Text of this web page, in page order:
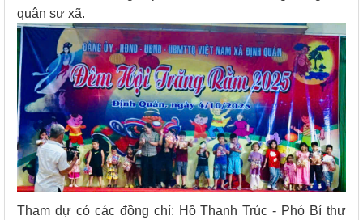
quân sự xã.
Tham dự có các đồng chí: Hồ Thanh Trúc - Phó Bí thư